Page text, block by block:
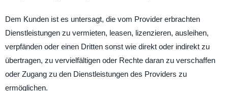
Dem Kunden ist es untersagt, die vom Provider erbrachten
Dienstleistungen zu vermieten, leasen, lizenzieren, ausleihen,
verpfänden oder einen Dritten sonst wie direkt oder indirekt zu
übertragen, zu vervielfältigen oder Rechte daran zu verschaffen
oder Zugang zu den Dienstleistungen des Providers zu
ermöglichen.